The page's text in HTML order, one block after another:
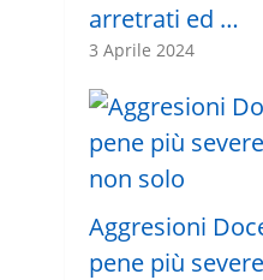
arretrati ed …
3 Aprile 2024
Aggresioni
pene più